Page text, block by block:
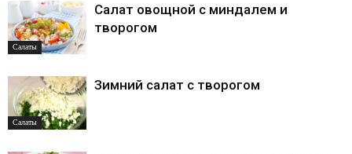
Салаты
Салат овощной с миндалем и
творогом
Салаты
Зимний салат с творогом